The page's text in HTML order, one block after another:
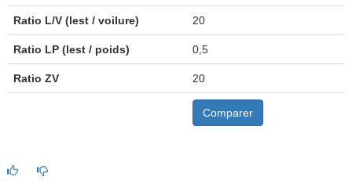
Ratio L/V (lest / voilure) 20
Ratio LP (lest / poids) 0,5
Ratio ZV 20
Comparer